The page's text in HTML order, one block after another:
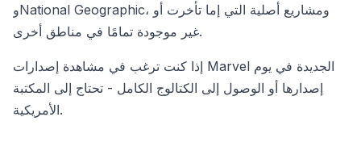
وNational Geographic، ومشاريع أصلية التي إما تأخرت أو
غير موجودة تمامًا في مناطق أخرى.
إذا كنت ترغب في مشاهدة إصدارات Marvel الجديدة في يوم
إصدارها أو الوصول إلى الكتالوج الكامل - تحتاج إلى المكتبة
الأمريكية.